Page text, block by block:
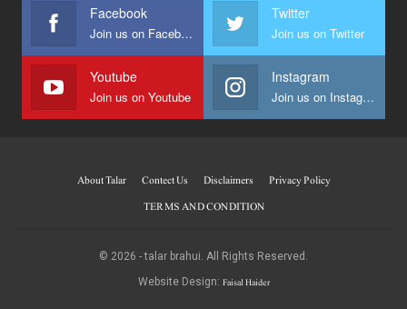
Facebook
Join us on Facebook
Twitter
Join us on Twitter
Youtube
Join us on Youtube
Instagram
Join us on Instagram
About Talar Contect Us Disclaimers
Privacy Policy
TERMS AND CONDITION
© 2026 - talar brahui. All Rights Reserved.
Website Design: Faisal Haider